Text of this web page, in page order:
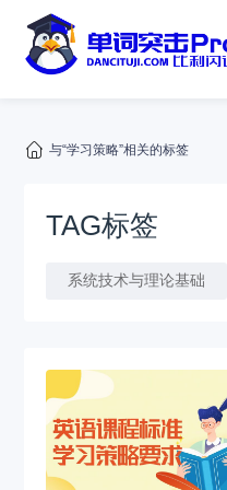
与“学习策略”相关的标签
TAG标签
系统技术与理论基础